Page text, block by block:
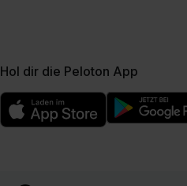
Hol dir die Peloton App